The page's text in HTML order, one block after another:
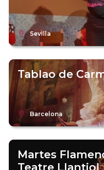
Sevilla
Tablao de
Barcelona
Martes